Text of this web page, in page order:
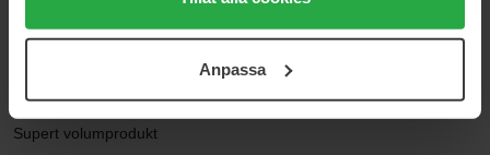
användningen av cookies. Du kan när som helst återkalla
samt vår Integritetspolicy.Anpassa
2026-07-09
Supert volumprodukt